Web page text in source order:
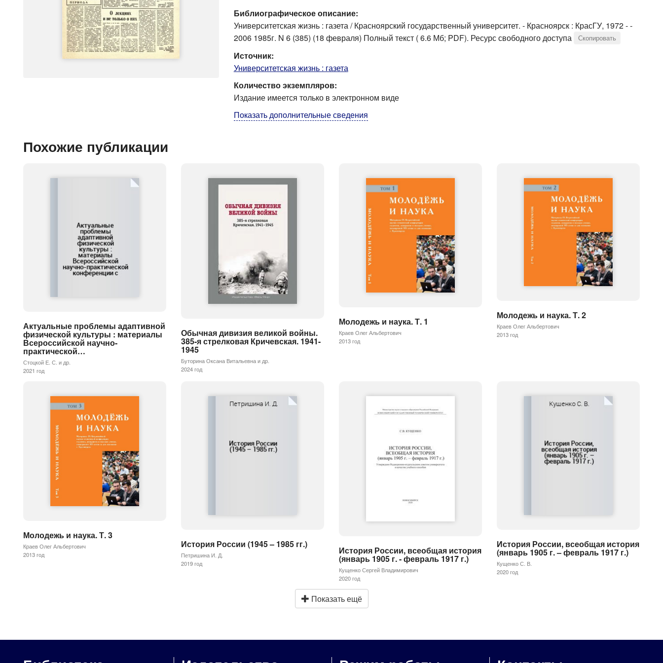
Библиографическое описание:
Университетская жизнь : газета / Красноярский государственный университет. - Красноярск : КрасГУ, 1972 - -
2006 1985г. N 6 (385) (18 февраля) Полный текст ( 6.6 Мб; PDF). Ресурс свободного доступа
Скопировать
Источник:
Университетская жизнь : газета
Количество экземпляров:
Издание имеется только в электронном виде
Показать дополнительные сведения
Похожие публикации
Актуальные проблемы адаптивной
физической культуры : материалы
Всероссийской научно-
практической…
Стоцкой Е. С. и др.
2021 год
Обычная дивизия великой войны.
385-я стрелковая Кричевская. 1941-
1945
Буторина Оксана Витальевна и др.
2024 год
Молодежь и наука. Т. 1
Краев Олег Альбертович
2013 год
Молодежь и наука. Т. 2
Краев Олег Альбертович
2013 год
Молодежь и наука. Т. 3
Краев Олег Альбертович
2013 год
История России (1945 – 1985 гг.)
Петришина И. Д.
2019 год
История России, всеобщая история
(январь 1905 г. - февраль 1917 г.)
Кущенко Сергей Владимирович
2020 год
История России, всеобщая история
(январь 1905 г. – февраль 1917 г.)
Кущенко С. В.
2020 год
Показать ещё